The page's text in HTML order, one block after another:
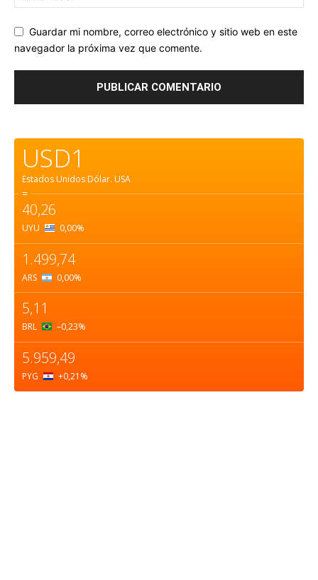
Guardar mi nombre, correo electrónico y sitio web en este
navegador la próxima vez que comente.
USD1
Estados Unidos Dólar. USA
=
40,26
UYU 0,00%
1.499,74
ARS 0,00%
5,11
BRL –0,23%
5.959,49
PYG +0,21 %